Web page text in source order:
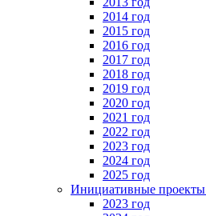
2014 год
2015 год
2016 год
2017 год
2018 год
2019 год
2020 год
2021 год
2022 год
2023 год
2024 год
2025 год
Инициативные проекты
2023 год